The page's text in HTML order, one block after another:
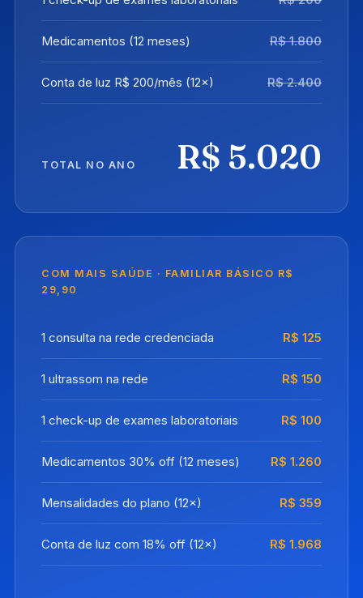
Medicamentos (12 meses) R$ 1.800
Conta de luz R$ 200/mês (12×) R$ 2.400
TOTAL NO ANO R$ 5.020
COM MAIS SAÚDE · FAMILIAR BÁSICO R$
29,90
1 consulta na rede credenciada R$ 125
1 ultrassom na rede R$ 150
1 check-up de exames laboratoriais R$ 100
Medicamentos 30% off (12 meses) R$ 1.260
Mensalidades do plano (12×) R$ 359
Conta de luz com 18% off (12×) R$ 1.968